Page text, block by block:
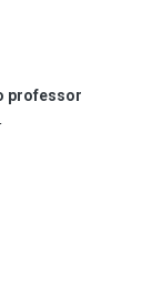
professor